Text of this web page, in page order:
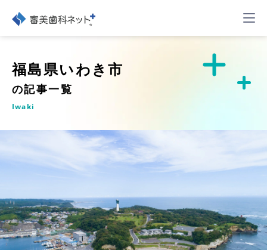
福島県いわき市
の記事一覧
Iwaki